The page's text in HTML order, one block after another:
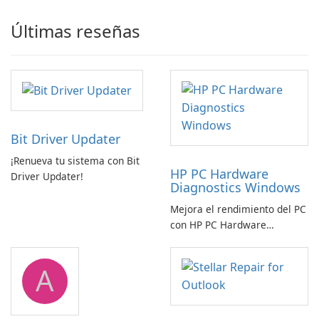
Últimas reseñas
Bit Driver Updater
¡Renueva tu sistema con Bit
Driver Updater!
HP PC Hardware
Diagnostics Windows
Mejora el rendimiento del PC
con HP PC Hardware
A